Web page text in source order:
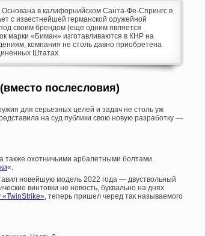
в калифорнийском Санта-Фе-Спрингс в
с известнейшей германской оружейной
своим брендом (еще одним является
марки «Биман» изготавливаются в КНР на
компания не столь давно приобретена
Штатах.
послесловия)
для серьезных целей и задач не столь уж
на суд публики свою новую разработку —
также охотничьими арбалетными болтами.
«.
новейшую модель 2022 года — двуствольный
винтовки не новость, буквально на днях
«TwinStrike» , теперь пришел черед так называемого